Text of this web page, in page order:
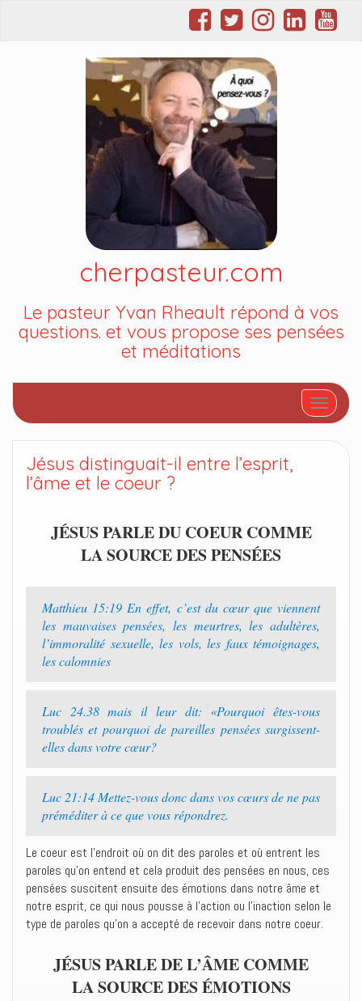
cherpasteur.com
Le pasteur Yvan Rheault répond à vos
questions. et vous propose ses pensées
et méditations
Afficher/
Jésus distinguait-il entre l’esprit,
l’âme et le coeur ?
JÉSUS PARLE DU COEUR COMME
LA SOURCE DES PENSÉES
Matthieu 15:19 En effet, c’est du cœur que viennent
les mauvaises pensées, les meurtres, les adultères,
l’immoralité sexuelle, les vols, les faux témoignages,
les calomnies
Luc 24.38 mais il leur dit: «Pourquoi êtes-vous
troublés et pourquoi de pareilles pensées surgissent-
elles dans votre cœur?
Luc 21:14 Mettez-vous donc dans vos cœurs de ne pas
préméditer à ce que vous répondrez.
Le coeur est l’endroit où on dit des paroles et où entrent les
paroles qu’on entend et cela produit des pensées en nous, ces
pensées suscitent ensuite des émotions dans notre âme et
notre esprit, ce qui nous pousse à l’action ou l’inaction selon le
type de paroles qu’on a accepté de recevoir dans notre coeur.
JÉSUS PARLE DE L’ÂME COMME
LA SOURCE DES ÉMOTIONS